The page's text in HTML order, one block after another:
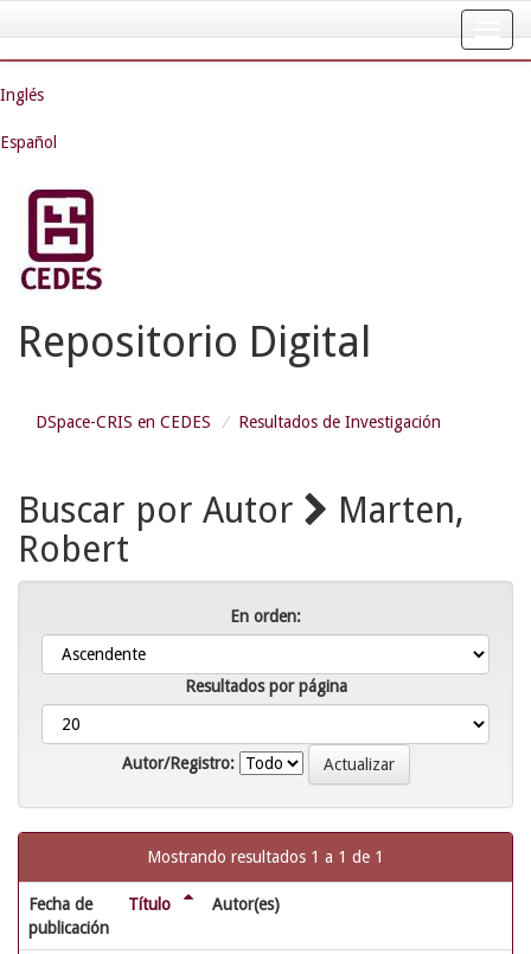
navigation
Inglés
Español
Repositorio Digital
DSpace-CRIS en CEDES Resultados de Investigación
Buscar por Autor
Marten,
Robert
En orden:
Resultados por página
Autor/Registro:
Mostrando resultados 1 a 1 de 1
Fecha de
publicación
Título Autor(es)